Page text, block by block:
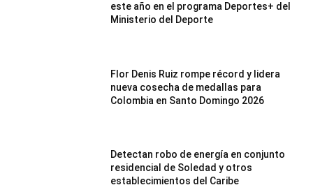
este año en el programa Deportes+ del
Ministerio del Deporte
Flor Denis Ruiz rompe récord y lidera
nueva cosecha de medallas para
Colombia en Santo Domingo 2026
Detectan robo de energía en conjunto
residencial de Soledad y otros
establecimientos del Caribe